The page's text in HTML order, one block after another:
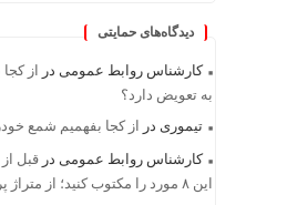
دیدگاه‌های حمایتی
کارشناس روابط عمومی در
از
به تعویض دارد؟
تیموری در
از کجا بفهمیم شمع
کارشناس روابط عمومی در قبل
این ۸ مورد را مکتوب کنید؛ از متراژ پرت تا ضمانت نصب